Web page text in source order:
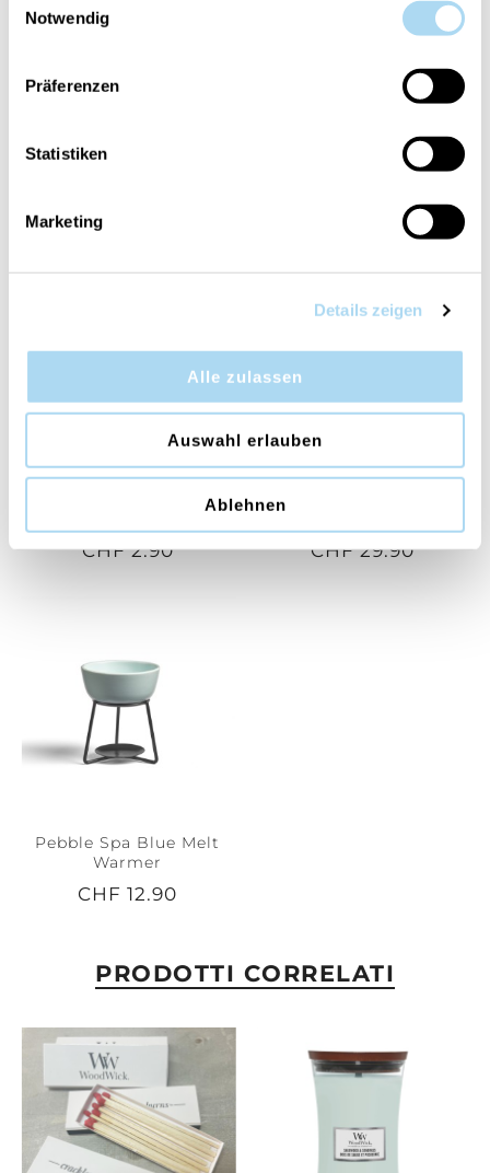
Notwendig
Präferenzen
Statistiken
Marketing
Details zeigen
Alle zulassen
Auswahl erlauben
Ablehnen
Bayside Cedar Signature
Cinnamon Stick Electric
Refills Set of 2
CHF 14.90
Autumn Daydream
CHF 2.90
Sagewood & Seagrass
CHF 29.90
Pebble Spa Blue Melt
Warmer
CHF 12.90
PRODOTTI CORRELATI